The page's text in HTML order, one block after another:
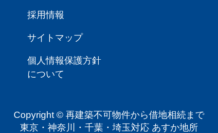
採用情報
サイトマップ
個人情報保護方針
について
Copyright © 再建築不可物件から借地相続まで
東京・神奈川・千葉・埼玉対応 あすか地所